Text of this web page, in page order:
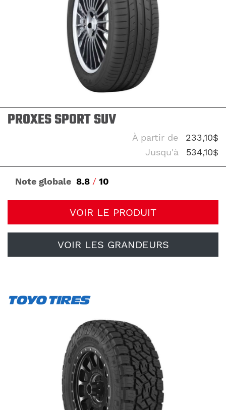
PROXES SPORT SUV
À partir de
233,10$
Jusqu'à
534,10$
Note globale 8.8 / 10
VOIR LE PRODUIT
VOIR LES GRANDEURS